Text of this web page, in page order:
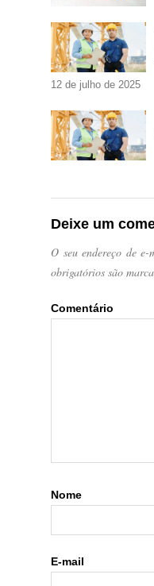
12 de julho de 2025
Deixe um
O seu endereço de
obrigatórios são
E-